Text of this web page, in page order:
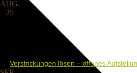
AUG.
25
Verstrickungen lösen – offenes